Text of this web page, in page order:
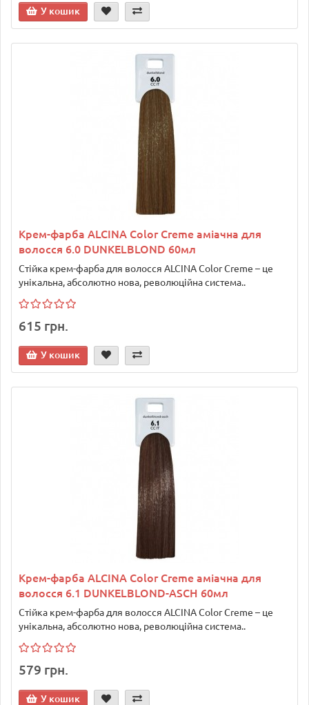
У кошик
Крем-фарба ALCINA Color Creme аміачна для
волосся 6.0 DUNKELBLOND 60мл
Стійка крем-фарба для волосся ALCINA Color Creme – це
унікальна, абсолютно нова, революційна система..
615 грн.
У кошик
Крем-фарба ALCINA Color Creme аміачна для
волосся 6.1 DUNKELBLOND-ASCH 60мл
Стійка крем-фарба для волосся ALCINA Color Creme – це
унікальна, абсолютно нова, революційна система..
579 грн.
У кошик